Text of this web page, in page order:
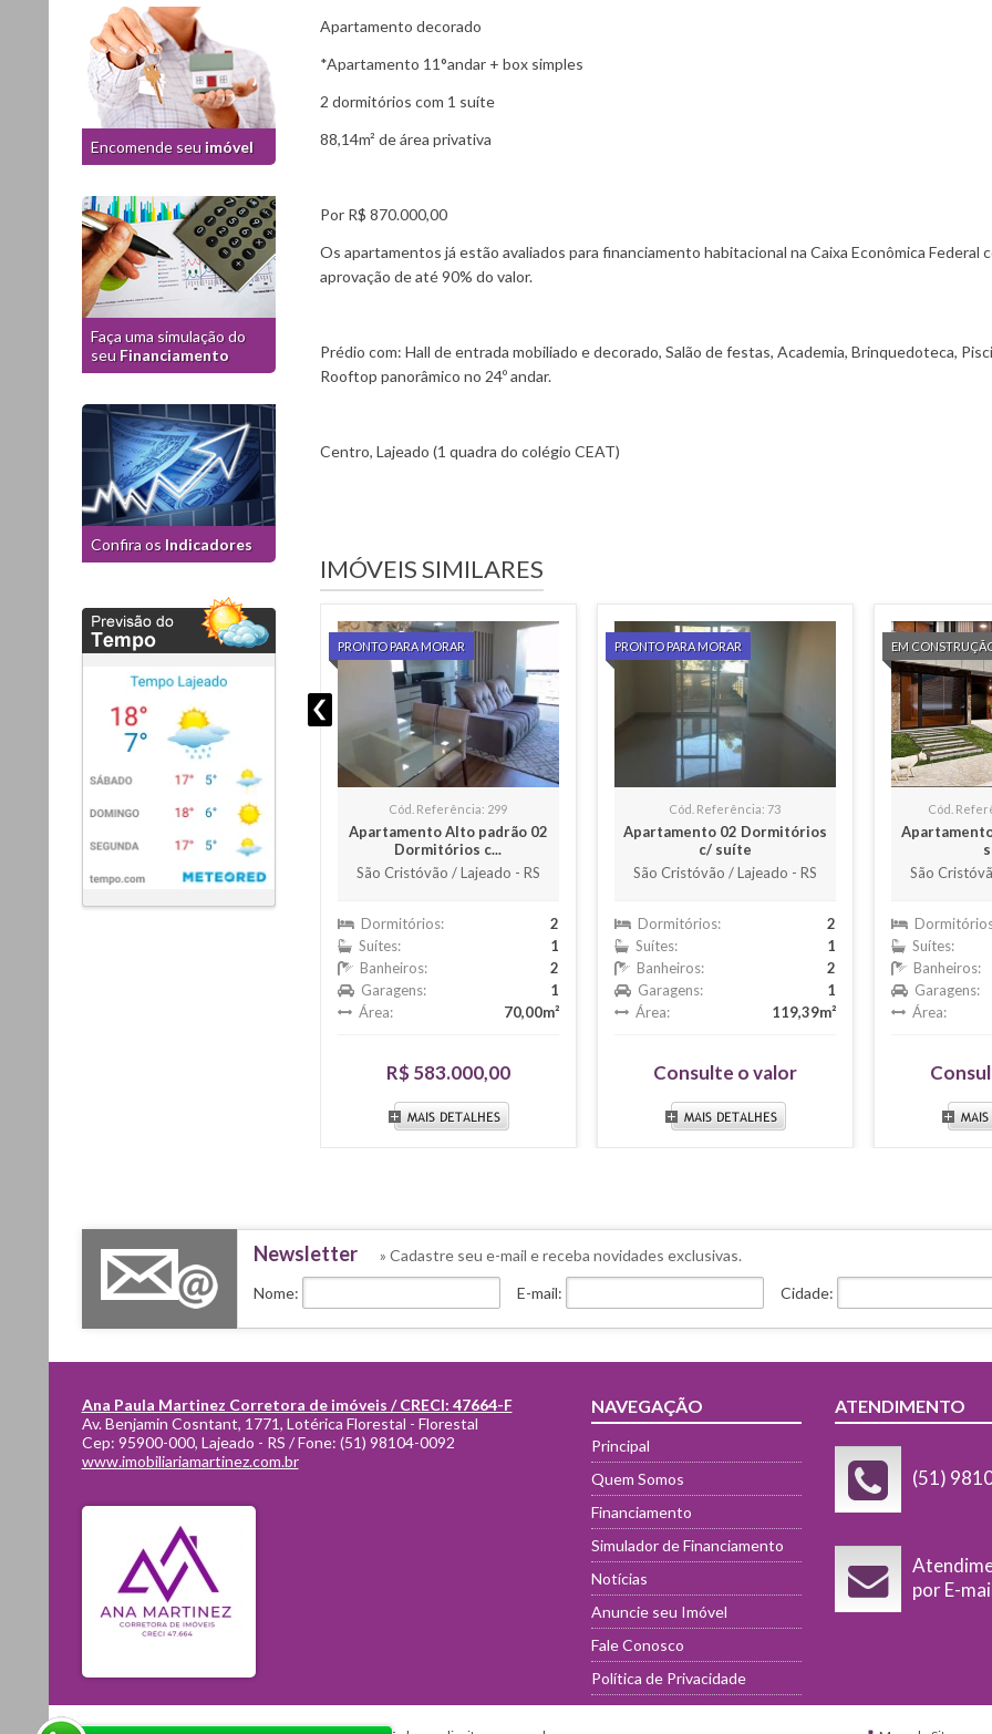
Apartamento decorado
*Apartamento 11°andar + box simples
2 dormitórios com 1 suíte
88,14m² de área privativa
Por R$ 870.000,00
Os apartamentos já estão avaliados para financiamento habitacional na Caixa Econômica Federal
aprovação de até 90% do valor.
Prédio com: Hall de entrada mobiliado e decorado, Salão de festas, Academia, Brinquedoteca,
Rooftop panorâmico no 24º andar.
Centro, Lajeado (1 quadra do colégio CEAT)
IMÓVEIS SIMILARES
PRONTO PARA MORAR
Cód. Referência: 299
Apartamento Alto padrão 02
Dormitórios c...
São Cristóvão / Lajeado - RS
R$ 583.000,00
Dormitórios:
2
Suítes:
1
Banheiros:
2
Garagens:
1
Área:
70,00m²
PRONTO PARA MORAR
Cód. Referência: 73
Apartamento 02 Dormitórios
c/ suíte
São Cristóvão / Lajeado - RS
Consulte o valor
Dormitórios:
2
Suítes:
1
Banheiros:
2
Garagens:
1
Área:
119,39m²
EM
Cód.
São
Suítes:
Banheiros:
Garagens:
Área:
Residencial Flores da
Montanha II - Orquídeas (1)
Residencial Terracotta (1)
San Martin (1)
Terra Cotta (1)
Vert Condomínio Clube (1)
Encomende seu imóvel
Faça uma simulação do
seu Financiamento
Confira os Indicadores
Newsletter
» Cadastre seu e-mail e receba novidades exclusivas.
Nome:
E-mail: Cidade:
Ana Paula Martinez Corretora de imóveis / CRECI: 47664-F
Av. Benjamin Cosntant, 1771, Lotérica Florestal - Florestal
Cep: 95900-000, Lajeado - RS / Fone: (51) 98104-0092
www.imobiliariamartinez.com.br
NAVEGAÇÃO
Principal
Quem Somos
Financiamento
Simulador de Financiamento
Notícias
Anuncie seu Imóvel
Fale Conosco
Política de Privacidade
ATENDIMENTO
(51)
por E-